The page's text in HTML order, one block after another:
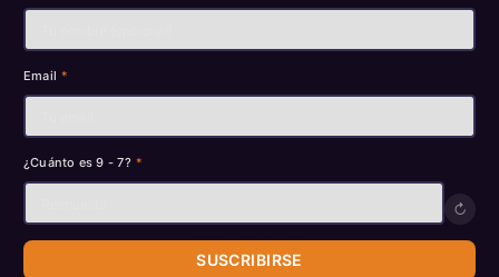
Email *
¿Cuánto es 9 - 7? *
↻
SUSCRIBIRSE